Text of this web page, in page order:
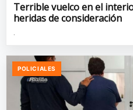
Terrible vuelco en el
heridas de consideración
.
POLICIALES